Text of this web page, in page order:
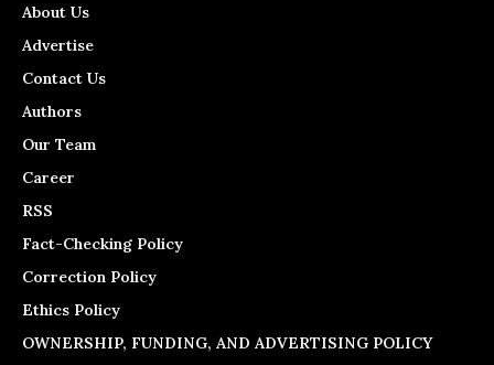
About Us
Advertise
Contact Us
Authors
Our Team
Career
RSS
Fact-Checking Policy
Correction Policy
Ethics Policy
OWNERSHIP, FUNDING, AND ADVERTISING POLICY